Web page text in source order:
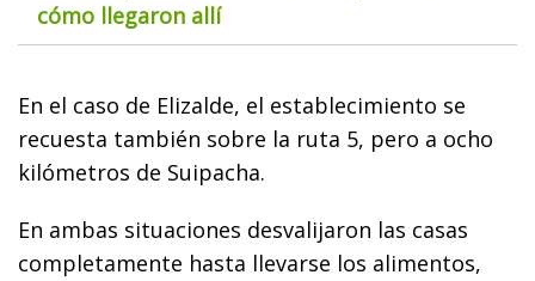
cómo llegaron allí
En el caso de Elizalde, el establecimiento se
recuesta también sobre la ruta 5, pero a ocho
kilómetros de Suipacha.
En ambas situaciones desvalijaron las casas
completamente hasta llevarse los alimentos,